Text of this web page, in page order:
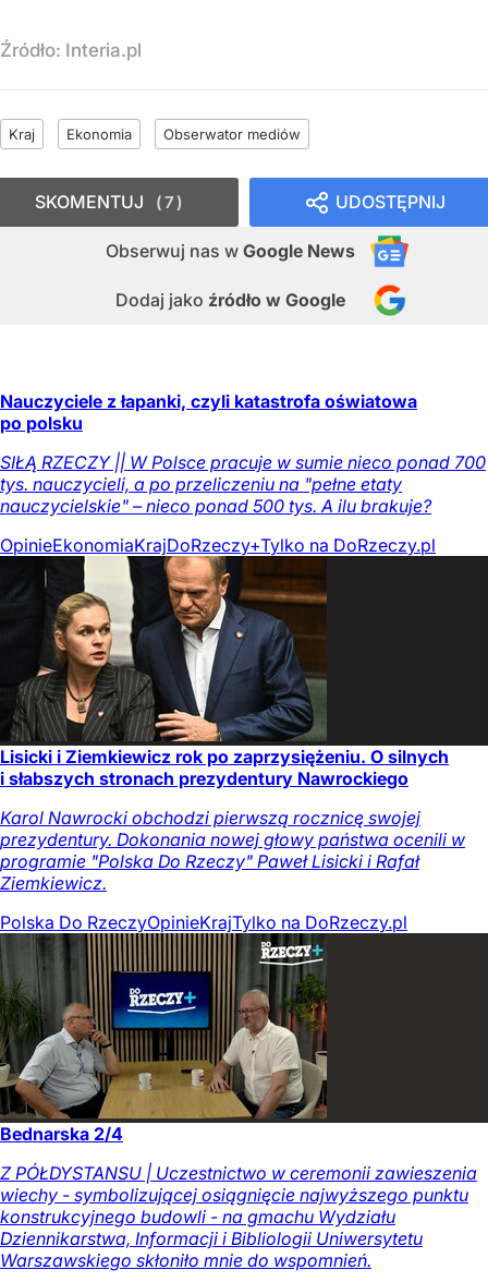
Źródło: Interia.pl
Kraj Ekonomia Obserwator mediów
UDOSTĘPNIJ
Obserwuj nas w Google News
Dodaj jako źródło w Google
SKOMENTUJ 7
Nauczyciele z łapanki, czyli katastrofa oświatowa
po polsku
SIŁĄ RZECZY || W Polsce pracuje w sumie nieco ponad 700
tys. nauczycieli, a po przeliczeniu na "pełne etaty
nauczycielskie" – nieco ponad 500 tys. A ilu brakuje?
OpinieEkonomiaKrajDoRzeczy+Tylko na DoRzeczy.pl
Lisicki i Ziemkiewicz rok po zaprzysiężeniu. O silnych
i słabszych stronach prezydentury Nawrockiego
Karol Nawrocki obchodzi pierwszą rocznicę swojej
prezydentury. Dokonania nowej głowy państwa ocenili w
programie "Polska Do Rzeczy" Paweł Lisicki i Rafał
Ziemkiewicz.
Polska Do RzeczyOpinieKrajTylko na DoRzeczy.pl
Bednarska 2/4
Z PÓŁDYSTANSU | Uczestnictwo w ceremonii zawieszenia
wiechy - symbolizującej osiągnięcie najwyższego punktu
konstrukcyjnego budowli - na gmachu Wydziału
Dziennikarstwa, Informacji i Bibliologii Uniwersytetu
Warszawskiego skłoniło mnie do wspomnień.